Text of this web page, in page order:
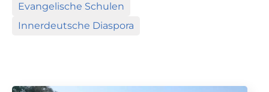
Evangelische Schulen
Innerdeutsche Diaspora